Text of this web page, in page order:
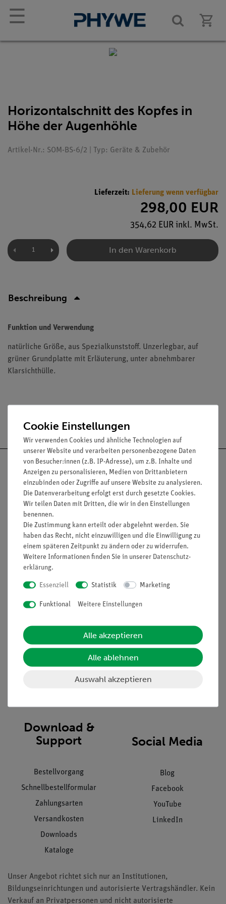
☰
Horizontalschnitt des Kopfes in
Höhe der Augenhöhle
Artikel-Nr.: SOM-BS-6/2 | Typ: Geräte & Zubehör
Lieferzeit: Lieferung wenn verfügbar
298,00 EUR
354,62 EUR inkl. MwSt.
In den Warenkorb
Beschreibung
Funktion und Verwendung
natürliche Größe, aus Spezialkunststoff. Unzerlegbar, auf
grüner Grundplatte mit Erläuterung, unter abnehmbarer
Klarsichthülle.
Versandkostenfrei ab 300,- €
Nach oben
Informationen
Projekte und Lösungen
Presse
Hinweisgeberschutz
Datenschutz
Impressum
Service
Beratung & Showroom
Inventarisierungs- &
Inbetriebnahme & Schulungen
Kundendienst
Download &
Support
Bestellvorgang
Schnellbestellformular
Zahlungsarten
Versandkosten
Downloads
Kataloge
Social Media
Blog
Facebook
YouTube
LinkedIn
Unser Angebot richtet sich nur an Institutionen,
Bildungseinrichtungen und autorisierte Vertragshändler. Kein
Verkauf an Privatpersonen und nicht autorisierte
Cookie Einstellungen
Wir verwenden Cookies und ähnliche Technologien auf
unserer Website und verarbeiten personenbezogene Daten
von Besucher:innen (z.B. IP-Adresse), um z.B. Inhalte und
Anzeigen zu personalisieren, Medien von Drittanbietern
einzubinden oder Zugriffe auf unsere Website zu analysieren.
Die Datenverarbeitung erfolgt erst durch gesetzte Cookies.
Wir teilen Daten mit Dritten, die wir in den Einstellungen
benennen.
Die Zustimmung kann erteilt oder abgelehnt werden. Sie
haben das Recht, nicht einzuwilligen und die Einwilligung zu
einem späteren Zeitpunkt zu ändern oder zu widerrufen.
Weitere Informationen finden Sie in unserer Daten­schutz­
erklärung.
Essenziell Statistik Marketing
Funktional Weitere Einstellungen
Alle akzeptieren
Alle ablehnen
Auswahl akzeptieren